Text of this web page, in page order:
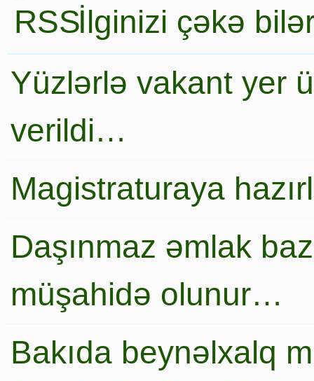
İlginizi çəkə
Yüzlərlə vakant yer
verildi…
Magistraturaya
Daşınmaz əmlak
müşahidə olunur…
Bakıda beynəlxalq